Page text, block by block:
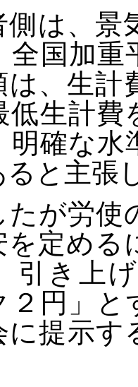
側は、景
全国加
は、生計
低生計
明確な
と主張
たが労使
を定める
引き上
２円」
に提示す